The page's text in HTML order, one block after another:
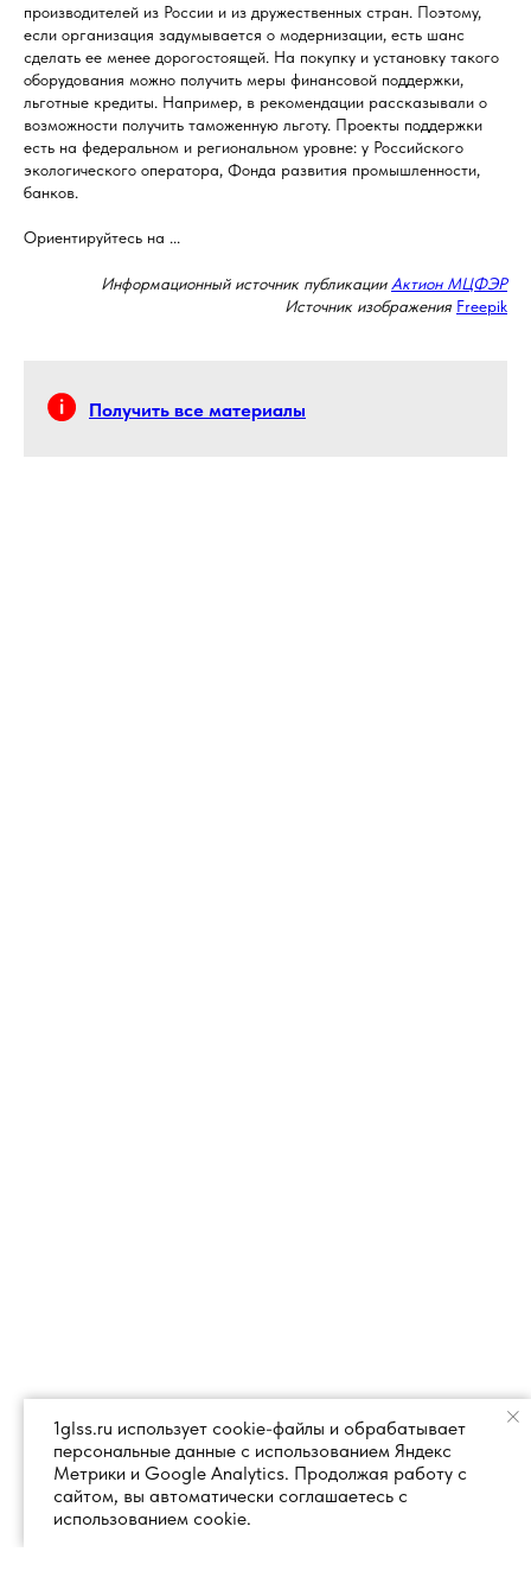
производителей из России и из дружественных стран. Поэтому,
если организация задумывается о модернизации, есть шанс
сделать ее менее дорогостоящей. На покупку и установку такого
оборудования можно получить меры финансовой поддержки,
льготные кредиты. Например, в рекомендации рассказывали о
возможности получить таможенную льготу. Проекты поддержки
есть на федеральном и региональном уровне: у Российского
экологического оператора, Фонда развития промышленности,
банков.
Ориентируйтесь на ...
Информационный источник публикации Актион МЦФЭР
Источник изображения Freepik
Получить все материалы
1glss.ru использует cookie-файлы и обрабатывает
персональные данные с использованием Яндекс
Метрики и Google Analytics. Продолжая работу с
сайтом, вы автоматически соглашаетесь с
использованием cookie.